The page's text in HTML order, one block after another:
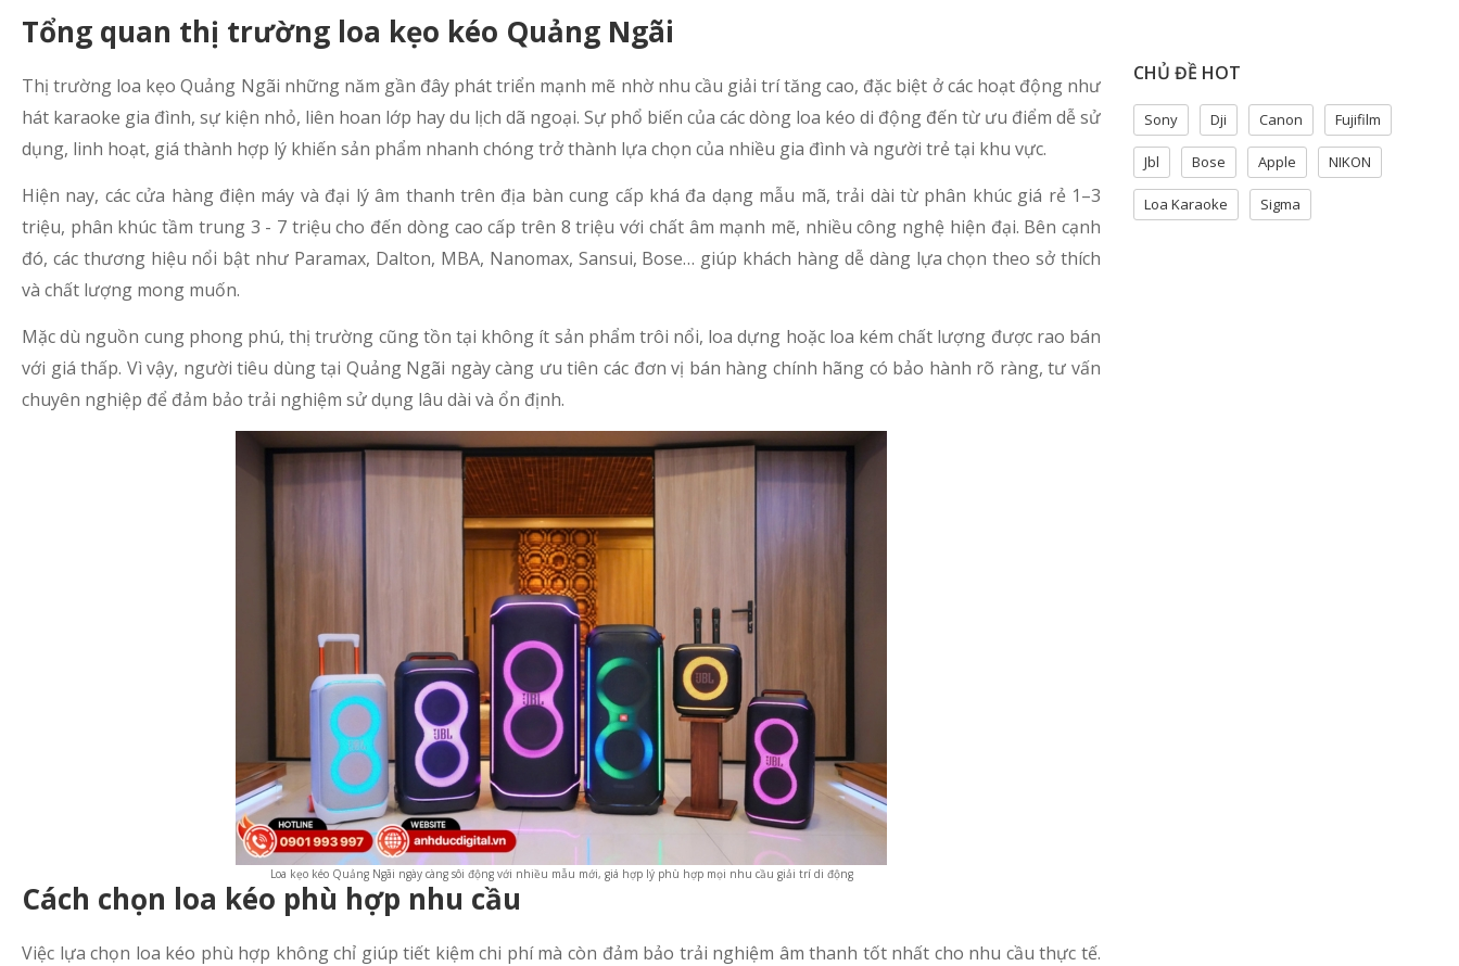
Tổng quan thị trường loa kẹo kéo Quảng Ngãi
Thị trường loa kẹo Quảng Ngãi những năm gần đây phát triển mạnh mẽ nhờ nhu cầu giải trí tăng cao, đặc biệt ở các hoạt động như
hát karaoke gia đình, sự kiện nhỏ, liên hoan lớp hay du lịch dã ngoại. Sự phổ biến của các dòng loa kéo di động đến từ ưu điểm dễ sử
dụng, linh hoạt, giá thành hợp lý khiến sản phẩm nhanh chóng trở thành lựa chọn của nhiều gia đình và người trẻ tại khu vực.
Hiện nay, các cửa hàng điện máy và đại lý âm thanh trên địa bàn cung cấp khá đa dạng mẫu mã, trải dài từ phân khúc giá rẻ 1–3
triệu, phân khúc tầm trung 3 - 7 triệu cho đến dòng cao cấp trên 8 triệu với chất âm mạnh mẽ, nhiều công nghệ hiện đại. Bên cạnh
đó, các thương hiệu nổi bật như Paramax, Dalton, MBA, Nanomax, Sansui, Bose… giúp khách hàng dễ dàng lựa chọn theo sở thích
và chất lượng mong muốn.
Mặc dù nguồn cung phong phú, thị trường cũng tồn tại không ít sản phẩm trôi nổi, loa dựng hoặc loa kém chất lượng được rao bán
với giá thấp. Vì vậy, người tiêu dùng tại Quảng Ngãi ngày càng ưu tiên các đơn vị bán hàng chính hãng có bảo hành rõ ràng, tư vấn
chuyên nghiệp để đảm bảo trải nghiệm sử dụng lâu dài và ổn định.
Loa kẹo kéo Quảng Ngãi ngày càng sôi động với nhiều mẫu mới, giá hợp lý phù hợp mọi nhu cầu giải trí di động
Cách chọn loa kéo phù hợp nhu cầu
Việc lựa chọn loa kéo phù hợp không chỉ giúp tiết kiệm chi phí mà còn đảm bảo trải nghiệm âm thanh tốt nhất cho nhu cầu thực tế.
CHỦ ĐỀ HOT
Sony Dji Canon Fujifilm
Jbl Bose Apple NIKON
Loa Karaoke Sigma